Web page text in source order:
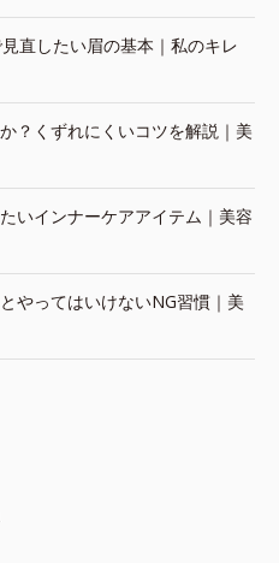
直したい眉の基本｜私のキレ
？くずれにくいコツを解説｜美
いインナーケアアイテム｜美容
やってはいけないNG習慣｜美